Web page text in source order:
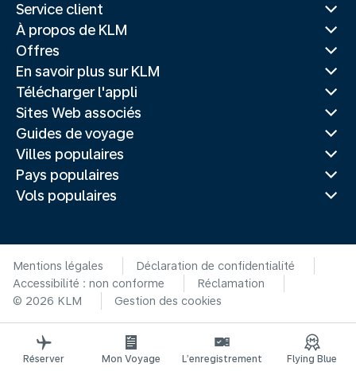
Service client
À propos de KLM
Offres
En savoir plus sur KLM
Télécharger l'appli
Sites Web associés
Guides de voyage
Villes populaires
Pays populaires
Vols populaires
Mentions légales
Déclaration de confidentialité
Accessibilité : non conforme
Réclamation
© 2026 KLM
Gestion des cookies
Réserver Mon Voyage L’enregistrement Flying Blue